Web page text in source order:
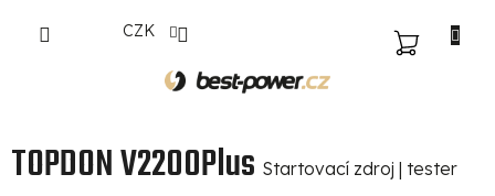
CZK
NÁKUPNÍ
TOPDON V2200Plus Startovací zdroj | tester